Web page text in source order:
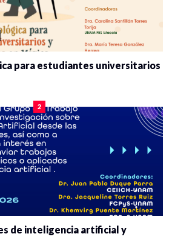
para estudiantes universitarios
2
de inteligencia artificial y